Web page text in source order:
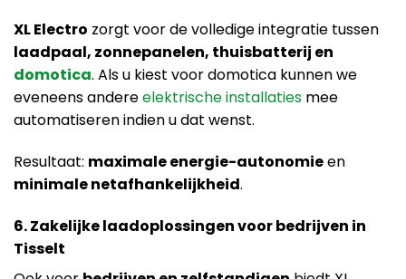
XL Electro zorgt voor de volledige integratie tussen
laadpaal, zonnepanelen, thuisbatterij en
domotica. Als u kiest voor domotica kunnen we
eveneens andereelektrische installaties mee
automatiseren indien u dat wenst.
Resultaat: maximale energie-autonomieen
minimale netafhankelijkheid.
6. Zakelijke laadoplossingen voor bedrijven in
Tisselt